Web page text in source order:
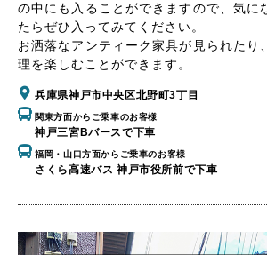
の中にも入ることができますので、気に
たらぜひ入ってみてください。
お洒落なアンティーク家具が見られたり
理を楽しむことができます。
兵庫県神戸市中央区北野町3丁目
関東方面からご乗車のお客様
神戸三宮Bバースで下車
福岡・山口方面からご乗車のお客様
さくら高速バス 神戸市役所前で下車